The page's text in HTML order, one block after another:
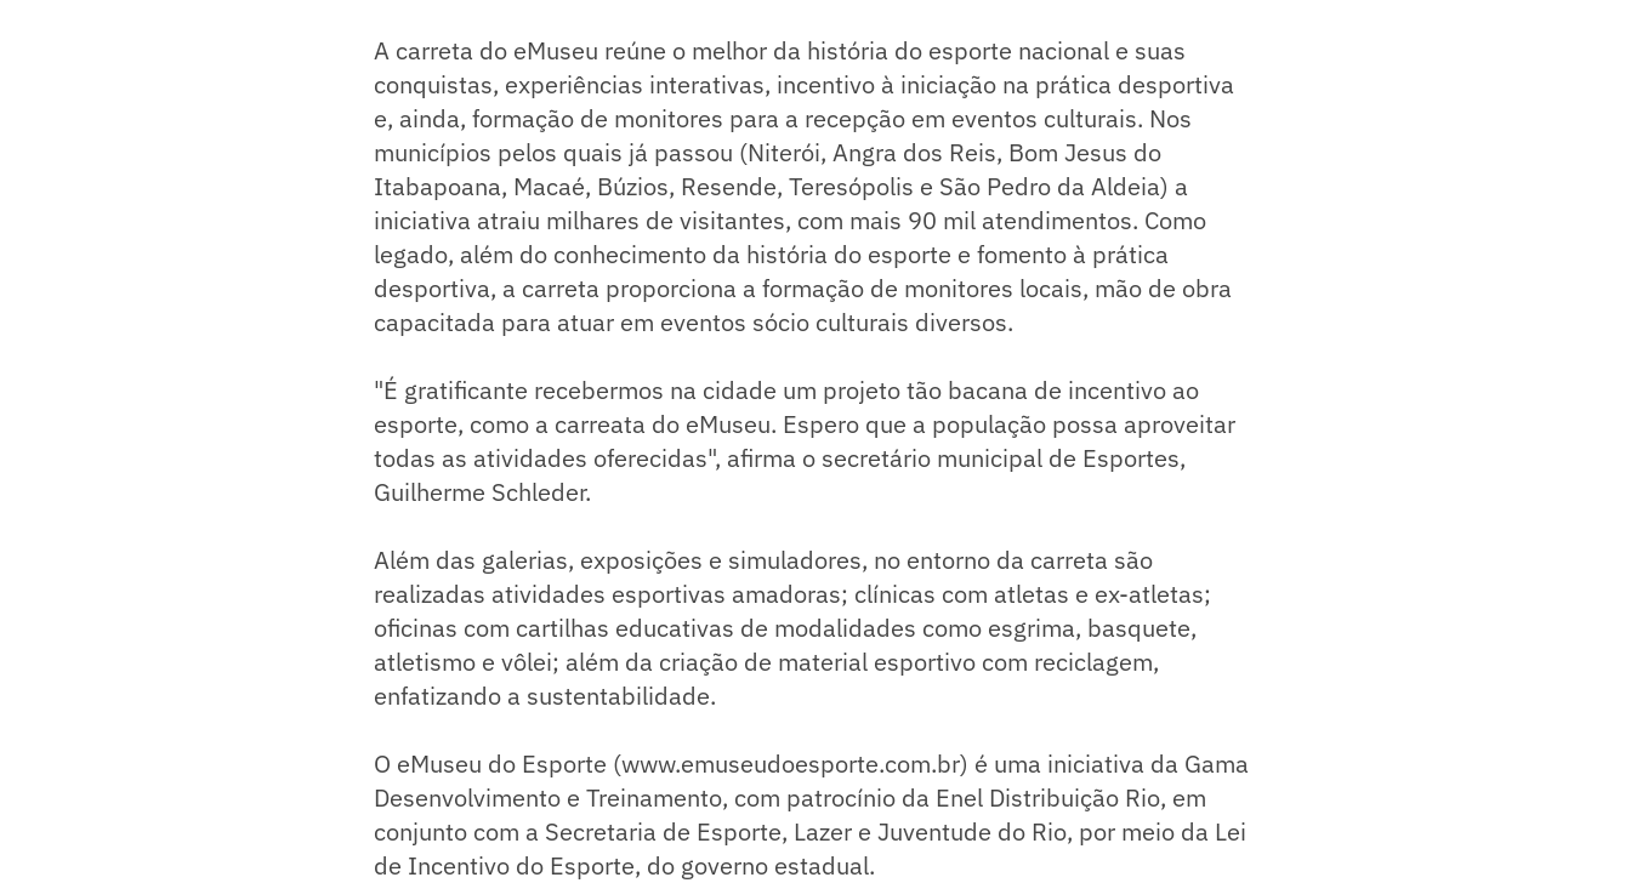
A carreta do eMuseu reúne o melhor da história do esporte nacional e suas
conquistas, experiências interativas, incentivo à iniciação na prática desportiva
e, ainda, formação de monitores para a recepção em eventos culturais. Nos
municípios pelos quais já passou (Niterói, Angra dos Reis, Bom Jesus do
Itabapoana, Macaé, Búzios, Resende, Teresópolis e São Pedro da Aldeia) a
iniciativa atraiu milhares de visitantes, com mais 90 mil atendimentos. Como
legado, além do conhecimento da história do esporte e fomento à prática
desportiva, a carreta proporciona a formação de monitores locais, mão de obra
capacitada para atuar em eventos sócio culturais diversos.
"É gratificante recebermos na cidade um projeto tão bacana de incentivo ao
esporte, como a carreata do eMuseu. Espero que a população possa aproveitar
todas as atividades oferecidas", afirma o secretário municipal de Esportes,
Guilherme Schleder.
Além das galerias, exposições e simuladores, no entorno da carreta são
realizadas atividades esportivas amadoras; clínicas com atletas e ex-atletas;
oficinas com cartilhas educativas de modalidades como esgrima, basquete,
atletismo e vôlei; além da criação de material esportivo com reciclagem,
enfatizando a sustentabilidade.
O eMuseu do Esporte (www.emuseudoesporte.com.br) é uma iniciativa da Gama
Desenvolvimento e Treinamento, com patrocínio da Enel Distribuição Rio, em
conjunto com a Secretaria de Esporte, Lazer e Juventude do Rio, por meio da Lei
de Incentivo do Esporte, do governo estadual.